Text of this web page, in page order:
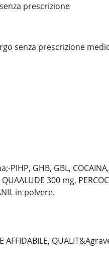
prescrizione
senza prescrizione
PIHP, GHB, GBL,
300 mg,
in polvere.